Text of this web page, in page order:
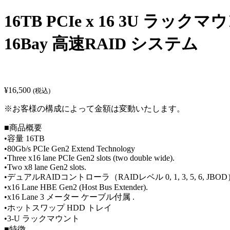
16TB PCIe x 16 3U ラックマウ
16Bay 高速RAID システム
¥16,500 (税込)
※お客様の構成によって金額は変動いたします。
■商品概要
•容量 16TB
•80Gb/s PCIe Gen2 Extend Technology
•Three x16 lane PCIe Gen2 slots (two double wide).
•Two x8 lane Gen2 slots.
•デュアルRAIDコントローラ（RAIDレベル 0, 1, 3, 5, 6, JBOD
•x16 Lane HBE Gen2 (Host Bus Extender).
•x16 Lane 3 メーター ケーブル付属 .
•ホットスワップ HDD トレイ
•3-U ラックマウント